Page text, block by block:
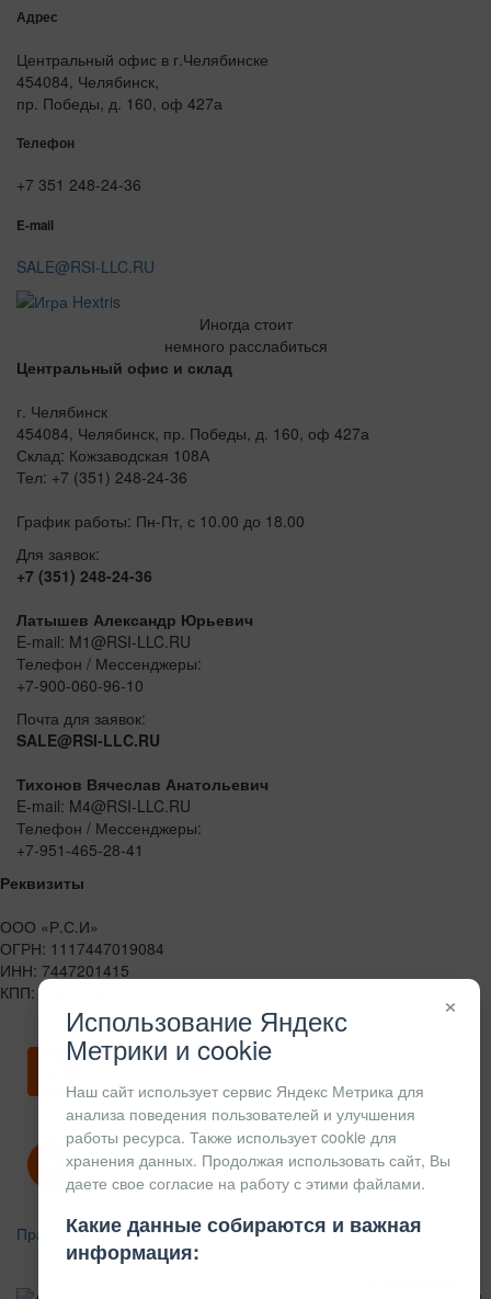
Адрес
Центральный офис в г.Челябинске
454084, Челябинск,
пр. Победы, д. 160, оф 427а
Телефон
+7 351 248-24-36
E-mail
SALE@RSI-LLC.RU
Иногда стоит
немного расслабиться
Центральный офис и склад
г. Челябинск
454084, Челябинск, пр. Победы, д. 160, оф 427а
Склад: Кожзаводская 108А
Тел: +7 (351) 248-24-36
График работы: Пн-Пт, с 10.00 до 18.00
Для заявок:
+7 (351) 248-24-36
Латышев Александр Юрьевич
E-mail: M1@RSI-LLC.RU
Телефон / Мессенджеры:
+7-900-060-96-10
Почта для заявок:
SALE@RSI-LLC.RU
Тихонов Вячеслав Анатольевич
E-mail: M4@RSI-LLC.RU
Телефон / Мессенджеры:
+7-951-465-28-41
Реквизиты
ООО «Р.С.И»
ОГРН: 1117447019084
ИНН: 7447201415
КПП: 744701001
Скачать карточку предприятия
Политика конфиденциальности
Правила возврата
×
Использование Яндекс
Метрики и cookie
Наш сайт использует сервис Яндекс Метрика для
анализа поведения пользователей и улучшения
работы ресурса. Также использует cookie для
хранения данных. Продолжая использовать сайт, Вы
даете свое согласие на работу с этими файлами.
Какие данные собираются и важная
информация: